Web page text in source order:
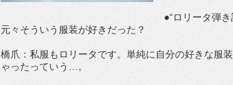
●“ロリータ弾
元々そういう服装が好きだった？
橋爪：私服もロリータです。単純に自分の好きな服
ゃったっていう…。